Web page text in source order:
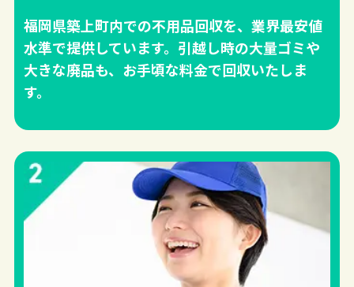
福岡県築上町内での不用品回収を、業界最安値
水準で提供しています。引越し時の大量ゴミや
大きな廃品も、お手頃な料金で回収いたしま
す。